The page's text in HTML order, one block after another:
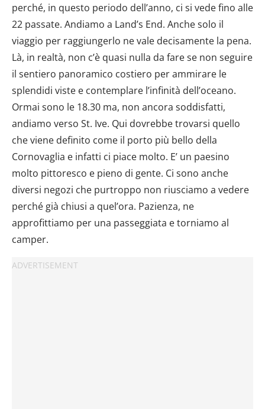
perché, in questo periodo dell’anno, ci si vede fino alle
22 passate. Andiamo a Land’s End. Anche solo il
viaggio per raggiungerlo ne vale decisamente la pena.
Là, in realtà, non c’è quasi nulla da fare se non seguire
il sentiero panoramico costiero per ammirare le
splendidi viste e contemplare l’infinità dell’oceano.
Ormai sono le 18.30 ma, non ancora soddisfatti,
andiamo verso St. Ive. Qui dovrebbe trovarsi quello
che viene definito come il porto più bello della
Cornovaglia e infatti ci piace molto. E’ un paesino
molto pittoresco e pieno di gente. Ci sono anche
diversi negozi che purtroppo non riusciamo a vedere
perché già chiusi a quel’ora. Pazienza, ne
approfittiamo per una passeggiata e torniamo al
camper.